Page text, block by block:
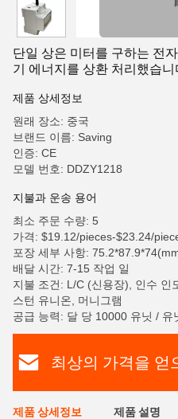
단일 상은 미터를 구하는 전
기 에너지를 상환 처리했습니
제품 상세정보
원래 장소: 중국
브랜드 이름: Saving
인증: CE
모델 번호: DDZY1218
지불과 운송 용어
최소 주문 수량: 5
가격: $19.12/pieces-$23.24/
포장 세부 사항:
배달 시간: 7-15 작업 일
지불 조건: L/C (신용장), 인수 인
스턴 유니온, 머니그램
공급 능력: 달 당 10000 유닛 / 유
최상의 가격을 얻
제품 상세정보 제품 설명